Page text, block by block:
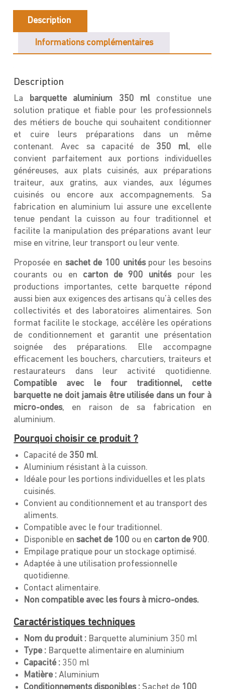
Description
Informations complémentaires
Description
La barquette aluminium 350 mlconstitue une
solution pratique et fiable pour les professionnels
des métiers de bouche qui souhaitent conditionner
et cuire leurs préparations dans un même
contenant. Avec sa capacité de 350 ml, elle
convient parfaitement aux portions individuelles
généreuses, aux plats cuisinés, aux préparations
traiteur, aux gratins, aux viandes, aux légumes
cuisinés ou encore aux accompagnements. Sa
fabrication en aluminium lui assure une excellente
tenue pendant la cuisson au four traditionnel et
facilite la manipulation des préparations avant leur
mise en vitrine, leur transport ou leur vente.
Proposée en sachet de 100 unitéspour les besoins
courants ou en carton de 900 unitéspour les
productions importantes, cette barquette répond
aussi bien aux exigences des artisans qu’à celles des
collectivités et des laboratoires alimentaires. Son
format facilite le stockage, accélère les opérations
de conditionnement et garantit une présentation
soignée des préparations. Elle accompagne
efficacement les bouchers, charcutiers, traiteurs et
restaurateurs dans leur activité quotidienne.
Compatible avec le four traditionnel, cette
barquette ne doit jamais être utilisée dans un four à
micro-ondes, en raison de sa fabrication en
aluminium.
Pourquoi choisir ce produit ?
Capacité de 350 ml.
Aluminium résistant à la cuisson.
Idéale pour les portions individuelles et les plats
cuisinés.
Convient au conditionnement et au transport des
aliments.
Compatible avec le four traditionnel.
Disponible ensachet de 100 ou en carton de 900.
Empilage pratique pour un stockage optimisé.
Adaptée à une utilisation professionnelle
quotidienne.
Contact alimentaire.
Non compatible avec les fours à micro-ondes.
Caractéristiques techniques
Nom du produit : Barquette aluminium 350 ml
Type : Barquette alimentaire en aluminium
Capacité : 350 ml
Matière : Aluminium